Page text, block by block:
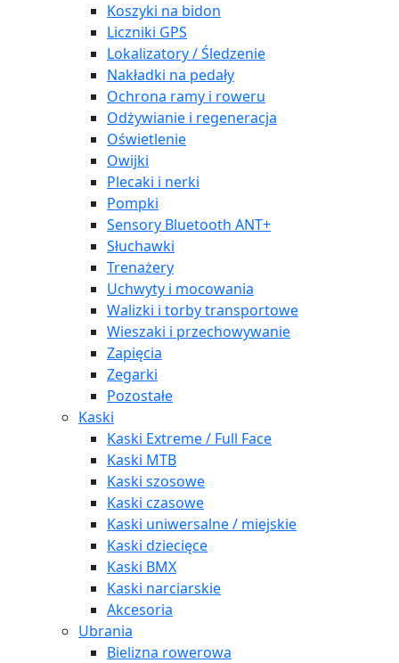
Koszyki na bidon
Liczniki GPS
Lokalizatory / Śledzenie
Nakładki na pedały
Ochrona ramy i roweru
Odżywianie i regeneracja
Oświetlenie
Owijki
Plecaki i nerki
Pompki
Sensory Bluetooth ANT+
Słuchawki
Trenażery
Uchwyty i mocowania
Walizki i torby transportowe
Wieszaki i przechowywanie
Zapięcia
Zegarki
Pozostałe
Kaski
Kaski Extreme / Full Face
Kaski MTB
Kaski szosowe
Kaski czasowe
Kaski uniwersalne / miejskie
Kaski dziecięce
Kaski BMX
Kaski narciarskie
Akcesoria
Ubrania
Bielizna rowerowa